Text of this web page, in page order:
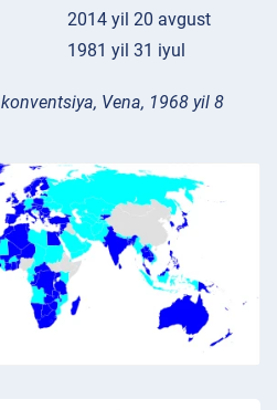
2014 yil 20 avgust
1981 yil 31 iyul
konventsiya, Vena, 1968 yil 8